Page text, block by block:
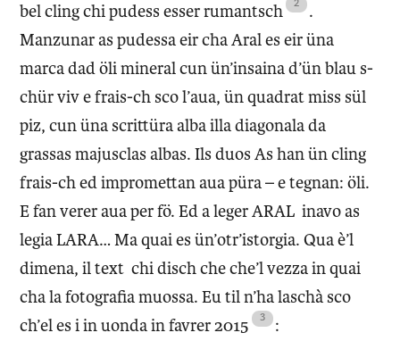
bel cling chi pudess esser rumantsch
.
Manzunar as pudessa eir cha Aral es eir üna
marca dad öli mineral cun ün’insaina d’ün blau s-
chür viv e frais-ch sco l’aua, ün quadrat miss sül
piz, cun üna scrittüra alba illa diagonala da
grassas majusclas albas. Ils duos As han ün cling
frais-ch ed impromettan aua püra – e tegnan: öli.
E fan verer aua per fö. Ed a leger ARAL inavo as
legia LARA… Ma quai es ün’otr’istorgia. Qua è’l
dimena, il text chi disch che che’l vezza in quai
cha la fotografia muossa. Eu til n’ha laschà sco
ch’el es i in uonda in favrer 2015
: